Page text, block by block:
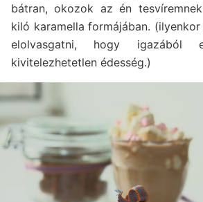
bátran, okozok az én
kiló karamella formájában. (ilyenkor
elolvasgatni, hogy
kivitelezhetetlen édesség.)